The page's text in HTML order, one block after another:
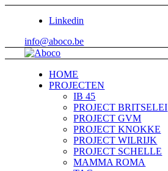
Linkedin
info@aboco.be
HOME
PROJECTEN
IB 45
PROJECT BRITSELEI
PROJECT GVM
PROJECT KNOKKE
PROJECT WILRIJK
PROJECT SCHELLE
MAMMA ROMA